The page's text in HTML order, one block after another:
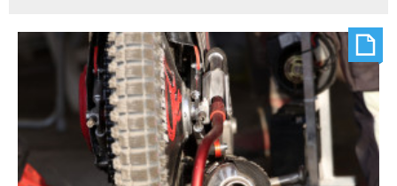
seuraavaksi
Hyvinkäällä